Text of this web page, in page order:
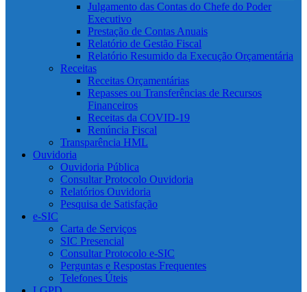
Julgamento das Contas do Chefe do Poder
Executivo
Prestação de Contas Anuais
Relatório de Gestão Fiscal
Relatório Resumido da Execução Orçamentária
Receitas
Receitas Orçamentárias
Repasses ou Transferências de Recursos
Financeiros
Receitas da COVID-19
Renúncia Fiscal
Transparência HML
Ouvidoria
Ouvidoria Pública
Consultar Protocolo Ouvidoria
Relatórios Ouvidoria
Pesquisa de Satisfação
e-SIC
Carta de Serviços
SIC Presencial
Consultar Protocolo e-SIC
Perguntas e Respostas Frequentes
Telefones Úteis